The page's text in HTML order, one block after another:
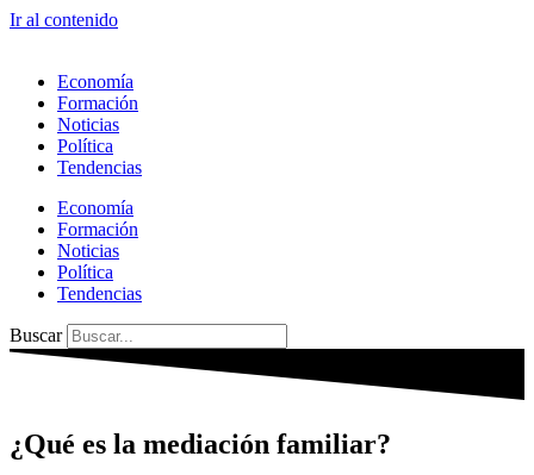
Ir al contenido
Economía
Formación
Noticias
Política
Tendencias
Economía
Formación
Noticias
Política
Tendencias
Buscar
¿Qué es la mediación familiar?